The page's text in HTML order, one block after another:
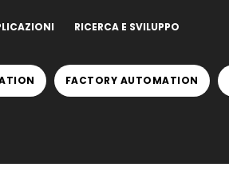
RICERCA E SVILUPPO
FACTORY AUTOMATION